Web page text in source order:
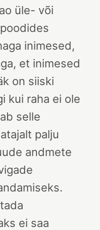
üle- või
inimesed,
et inimesed
on siiski
kui raha ei ole
selle
palju
andmete
ei saa